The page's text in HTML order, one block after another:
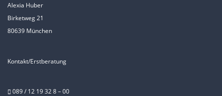
Alexia Huber
Birketweg 21
80639 München
Kontakt/Erstberatung
089 / 12 19 32 8 – 00